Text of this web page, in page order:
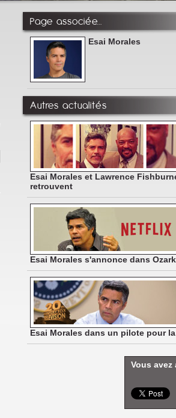
Page associée...
Esai Morales
Autres actualités
Esai Morales et Lawrence
retrouvent
Esai Morales s'annonce dans Ozark
Esai Morales dans un pilote pour
Vous avez